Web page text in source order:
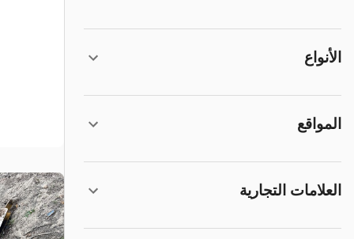
الأنواع
المواقع
العلامات التجارية